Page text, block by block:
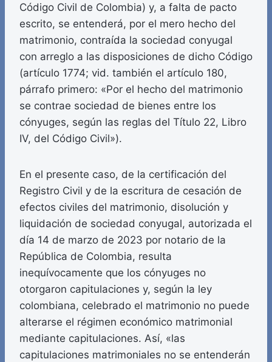
Código Civil de Colombia) y, a falta de pacto
escrito, se entenderá, por el mero hecho del
matrimonio, contraída la sociedad conyugal
con arreglo a las disposiciones de dicho Código
(artículo 1774; vid. también el artículo 180,
párrafo primero: «Por el hecho del matrimonio
se contrae sociedad de bienes entre los
cónyuges, según las reglas del Título 22, Libro
IV, del Código Civil»).
En el presente caso, de la certificación del
Registro Civil y de la escritura de cesación de
efectos civiles del matrimonio, disolución y
liquidación de sociedad conyugal, autorizada el
día 14 de marzo de 2023 por notario de la
República de Colombia, resulta
inequívocamente que los cónyuges no
otorgaron capitulaciones y, según la ley
colombiana, celebrado el matrimonio no puede
alterarse el régimen económico matrimonial
mediante capitulaciones. Así, «las
capitulaciones matrimoniales no se entenderán